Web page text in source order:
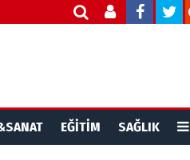
EĞİTİM SAĞLIK